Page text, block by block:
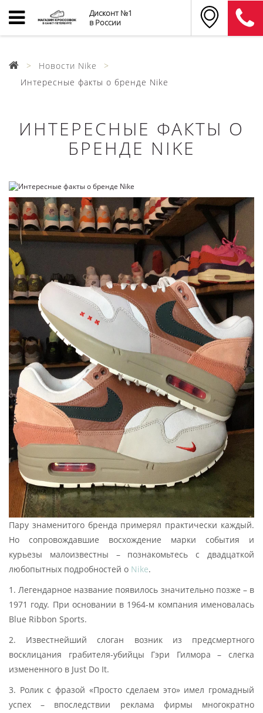
Дисконт №1
в России
Новости Nike
Интересные факты о бренде Nike
ИНТЕРЕСНЫЕ ФАКТЫ О
БРЕНДЕ NIKE
Пару знаменитого бренда примерял практически каждый.
Но сопровождавшие восхождение марки события и
курьезы малоизвестны – познакомьтесь с двадцаткой
любопытных подробностей о Nike.
1. Легендарное название появилось значительно позже – в
1971 году. При основании в 1964-м компания именовалась
Blue Ribbon Sports.
2. Известнейший слоган возник из предсмертного
восклицания грабителя-убийцы Гэри Гилмора – слегка
измененного в Just Do It.
3. Ролик с фразой «Просто сделаем это» имел громадный
успех – впоследствии реклама фирмы многократно